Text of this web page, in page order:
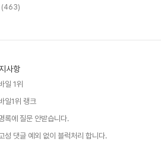
(463)
사항
일 1위
일1위 랭크
록에 질문 안받습니다.
성 댓글 예외 없이 블럭처리 합니다.